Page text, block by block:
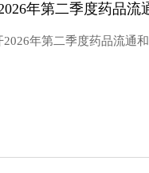
年第二季度药品
年第二季度药品流通